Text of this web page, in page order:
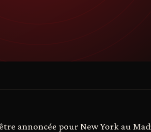
annoncée pour New York au